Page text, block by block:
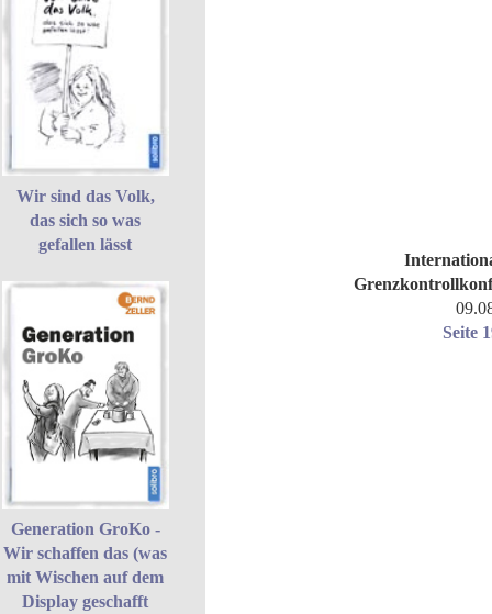
Wir sind das Volk,
das sich so was
gefallen lässt
Generation GroKo -
Wir schaffen das (was
mit Wischen auf dem
Display geschafft
Seite